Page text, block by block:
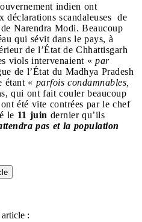
indien ont
déclarations scandaleuses de
Narendra Modi. Beaucoup
qui sévit dans le pays, à
de l’État de Chhattisgarh
viols intervenaient « par
de l’État du Madhya Pradesh
étant « parfois condamnables,
qui ont fait couler beaucoup
été vite contrées par le chef
le 11 juin dernier qu’ils
pas et la population
article :